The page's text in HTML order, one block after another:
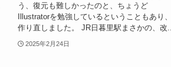
う、復元も難しかったのと、ちょうど
Illustratorを勉強しているということもあり、
作り直しました。 JR日暮里駅まさかの、改...
2025年2月24日